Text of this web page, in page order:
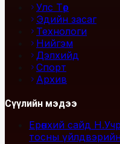
Улс Төр
Эдийн засаг
Технологи
Нийгэм
Дэлхийд
Спорт
Архив
Сүүлийн мэдээ
Ерөнхий сайд
тосны